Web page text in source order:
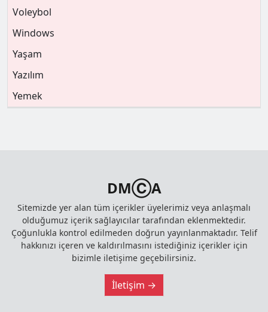
Voleybol
Windows
Yaşam
Yazılım
Yemek
DMⒸA
Sitemizde yer alan tüm içerikler üyelerimiz veya anlaşmalı
olduğumuz içerik sağlayıcılar tarafından eklenmektedir.
Çoğunlukla kontrol edilmeden doğrun yayınlanmaktadır. Telif
hakkınızı içeren ve kaldırılmasını istediğiniz içerikler için
bizimle iletişime geçebilirsiniz.
İletişim →